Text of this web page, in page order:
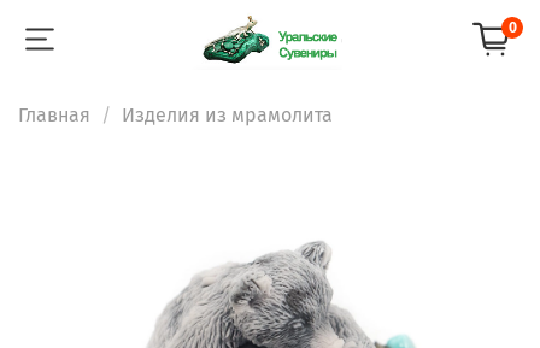
0
Главная Изделия из мрамолита